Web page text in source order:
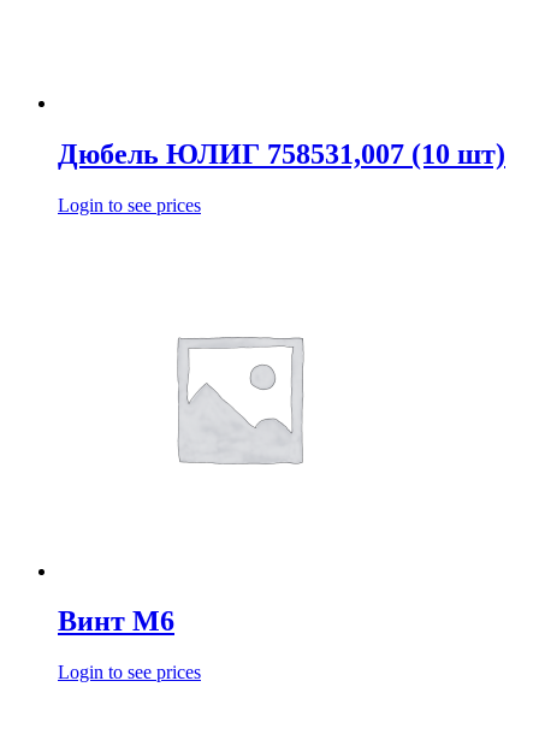
Дюбель ЮЛИГ 758531,007 (10 шт)
Login to see prices
Винт М6
Login to see prices